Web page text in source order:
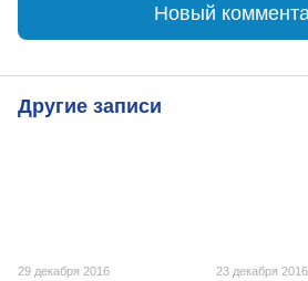
Новый
Другие записи
29 декабря 2016 23 декабря 2016